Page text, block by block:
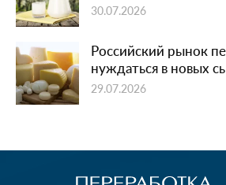
30.07.2026
Российский рынок
нуждаться в новых
29.07.2026